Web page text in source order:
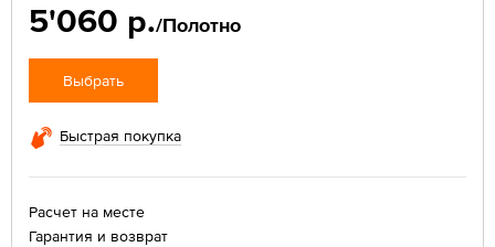
5'060 р./Полотно
Выбрать
Быстрая покупка
Расчет на месте
Гарантия и возврат